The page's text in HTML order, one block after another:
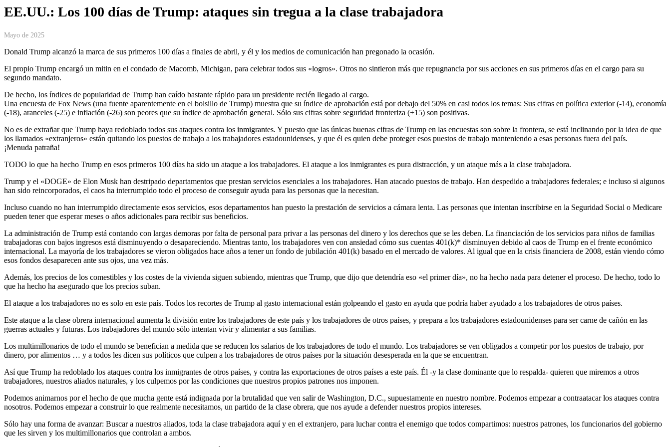
EE.UU.: Los 100 días de Trump: ataques sin tregua a la clase trabajadora
Mayo de 2025
Donald Trump alcanzó la marca de sus primeros 100 días a finales de abril, y él y los medios de comunicación han pregonado la ocasión.
El propio Trump encargó un mitin en el condado de Macomb, Michigan, para celebrar todos sus «logros». Otros no sintieron más que repugnancia por sus acciones en sus primeros días en el cargo para su
segundo mandato.
De hecho, los índices de popularidad de Trump han caído bastante rápido para un presidente recién llegado al cargo.
Una encuesta de Fox News (una fuente aparentemente en el bolsillo de Trump) muestra que su índice de aprobación está por debajo del 50% en casi todos los temas: Sus cifras en política exterior (-14), economía
(-18), aranceles (-25) e inflación (-26) son peores que su índice de aprobación general. Sólo sus cifras sobre seguridad fronteriza (+15) son positivas.
No es de extrañar que Trump haya redoblado todos sus ataques contra los inmigrantes. Y puesto que las únicas buenas cifras de Trump en las encuestas son sobre la frontera, se está inclinando por la idea de que
los llamados «extranjeros» están quitando los puestos de trabajo a los trabajadores estadounidenses, y que él es quien debe proteger esos puestos de trabajo manteniendo a esas personas fuera del país.
¡Menuda patraña!
TODO lo que ha hecho Trump en esos primeros 100 días ha sido un ataque a los trabajadores. El ataque a los inmigrantes es pura distracción, y un ataque más a la clase trabajadora.
Trump y el «DOGE» de Elon Musk han destripado departamentos que prestan servicios esenciales a los trabajadores. Han atacado puestos de trabajo. Han despedido a trabajadores federales; e incluso si algunos
han sido reincorporados, el caos ha interrumpido todo el proceso de conseguir ayuda para las personas que la necesitan.
Incluso cuando no han interrumpido directamente esos servicios, esos departamentos han puesto la prestación de servicios a cámara lenta. Las personas que intentan inscribirse en la Seguridad Social o Medicare
pueden tener que esperar meses o años adicionales para recibir sus beneficios.
La administración de Trump está contando con largas demoras por falta de personal para privar a las personas del dinero y los derechos que se les deben. La financiación de los servicios para niños de familias
trabajadoras con bajos ingresos está disminuyendo o desapareciendo. Mientras tanto, los trabajadores ven con ansiedad cómo sus cuentas 401(k)* disminuyen debido al caos de Trump en el frente económico
internacional. La mayoría de los trabajadores se vieron obligados hace años a tener un fondo de jubilación 401(k) basado en el mercado de valores. Al igual que en la crisis financiera de 2008, están viendo cómo
esos fondos desaparecen ante sus ojos, una vez más.
Además, los precios de los comestibles y los costes de la vivienda siguen subiendo, mientras que Trump, que dijo que detendría eso «el primer día», no ha hecho nada para detener el proceso. De hecho, todo lo
que ha hecho ha asegurado que los precios suban.
El ataque a los trabajadores no es solo en este país. Todos los recortes de Trump al gasto internacional están golpeando el gasto en ayuda que podría haber ayudado a los trabajadores de otros países.
Este ataque a la clase obrera internacional aumenta la división entre los trabajadores de este país y los trabajadores de otros países, y prepara a los trabajadores estadounidenses para ser carne de cañón en las
guerras actuales y futuras. Los trabajadores del mundo sólo intentan vivir y alimentar a sus familias.
Los multimillonarios de todo el mundo se benefician a medida que se reducen los salarios de los trabajadores de todo el mundo. Los trabajadores se ven obligados a competir por los puestos de trabajo, por
dinero, por alimentos … y a todos les dicen sus políticos que culpen a los trabajadores de otros países por la situación desesperada en la que se encuentran.
Así que Trump ha redoblado los ataques contra los inmigrantes de otros países, y contra las exportaciones de otros países a este país. Él -y la clase dominante que lo respalda- quieren que miremos a otros
trabajadores, nuestros aliados naturales, y los culpemos por las condiciones que nuestros propios patrones nos imponen.
Podemos animarnos por el hecho de que mucha gente está indignada por la brutalidad que ven salir de Washington, D.C., supuestamente en nuestro nombre. Podemos empezar a contraatacar los ataques contra
nosotros. Podemos empezar a construir lo que realmente necesitamos, un partido de la clase obrera, que nos ayude a defender nuestros propios intereses.
Sólo hay una forma de avanzar: Buscar a nuestros aliados, toda la clase trabajadora aquí y en el extranjero, para luchar contra el enemigo que todos compartimos: nuestros patrones, los funcionarios del gobierno
que les sirven y los multimillonarios que controlan a ambos.